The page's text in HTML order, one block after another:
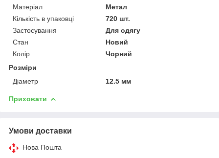
Матеріал
Метал
Кількість в упаковці
720 шт.
Застосування
Для одягу
Стан
Новий
Колір
Чорний
Розміри
Діаметр
12.5 мм
Приховати
Умови доставки
Нова Пошта